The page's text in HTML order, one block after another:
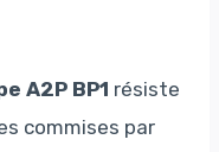
A2P BP1 résiste
commises par